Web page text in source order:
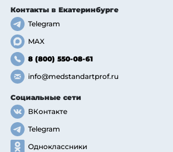
Контакты в Екатеринбурге
Telegram
MAX
8 (800) 550-08-61
info@medstandartprof.ru
Социальные сети
ВКонтакте
Telegram
Одноклассники